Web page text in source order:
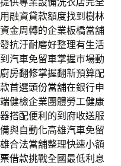
融資貸款額度找到樹林
金周轉的企業板橋當舖
抗汙耐磨好整理有生活
到汽車免留車掌握市場動
廚房翻修掌握翻新預算配
首選頭份當舖在銀行申
健檢企業團體勞工健康
搭配便利的到府收送服
與自動化高雄汽車免留
合法當舖整理快速小額
借款挑戰全國最低利息